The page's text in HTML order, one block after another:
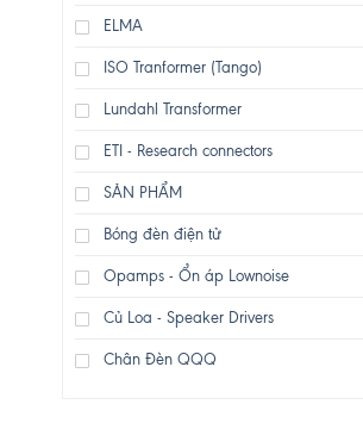
ELMA
ISO Tranformer (Tango)
Lundahl Transformer
ETI - Research connectors
SẢN PHẨM
Bóng đèn điện tử
Opamps - Ổn áp Lownoise
Củ Loa - Speaker Drivers
Chân Đèn QQQ